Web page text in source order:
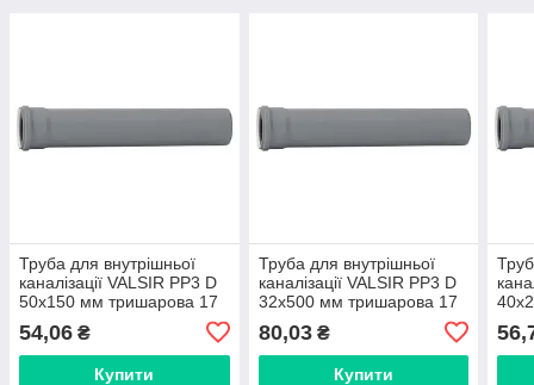
Труба для внутрішньої
каналізації VALSIR PP3 D
50x150 мм тришарова 17
54,06 ₴
Купити
Труба для внутрішньої
каналізації VALSIR PP3 D
32x500 мм тришарова 17
80,03₴
Купити